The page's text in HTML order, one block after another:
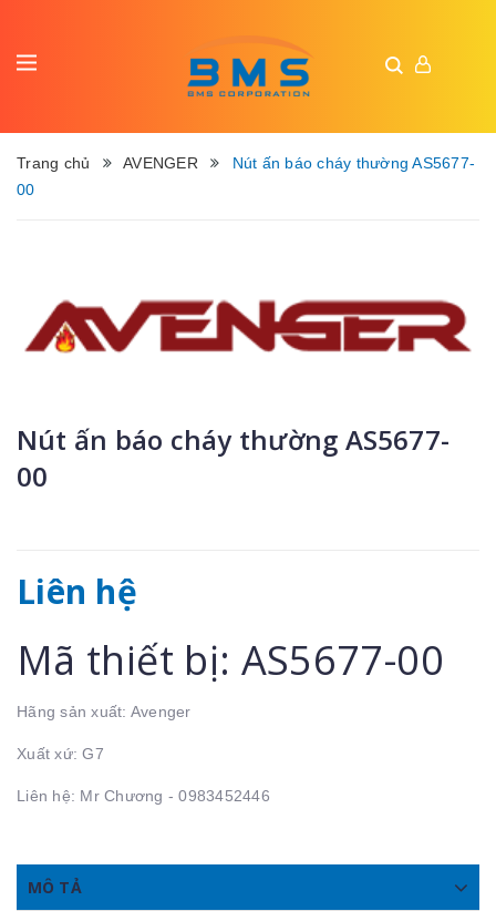
Trang chủ AVENGER
Nút ấn báo cháy thường AS5677-
00
Nút ấn báo cháy thường AS5677-
00
Liên hệ
Mã thiết bị: AS5677-00
Hãng sản xuất: Avenger
Xuất xứ: G7
Liên hệ: Mr Chương - 0983452446
MÔ TẢ